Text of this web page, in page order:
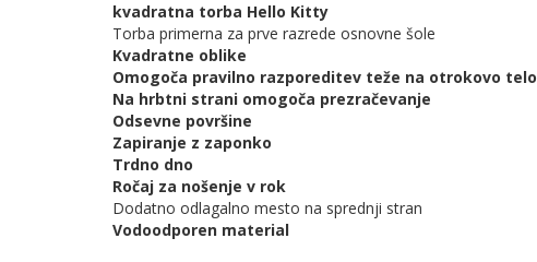
kvadratna torba Hello Kitty
Torba primerna za prve razrede osnovne šole
Kvadratne oblike
Omogoča pravilno razporeditev teže na otrokovo telo
Na hrbtni strani omogoča prezračevanje
Odsevne površine
Zapiranje z zaponko
Trdno dno
Ročaj za nošenje v rok
Dodatno odlagalno mesto na sprednji stran
Vodoodporen material